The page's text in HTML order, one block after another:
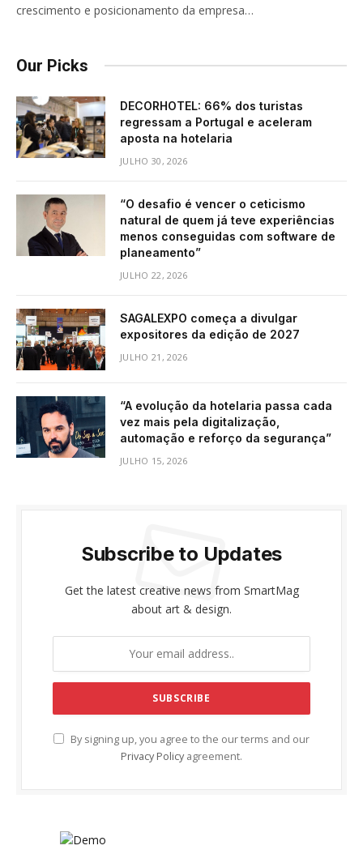
crescimento e posicionamento da empresa…
Our Picks
DECORHOTEL: 66% dos turistas
regressam a Portugal e aceleram
aposta na hotelaria
JULHO 30, 2026
“O desafio é vencer o ceticismo
natural de quem já teve experiências
menos conseguidas com software de
planeamento”
JULHO 22, 2026
SAGALEXPO começa a divulgar
expositores da edição de 2027
JULHO 21, 2026
“A evolução da hotelaria passa cada
vez mais pela digitalização,
automação e reforço da segurança”
JULHO 15, 2026
Subscribe to Updates
Get the latest creative news from SmartMag
about art & design.
By signing up, you agree to the our terms and our
Privacy Policy agreement.